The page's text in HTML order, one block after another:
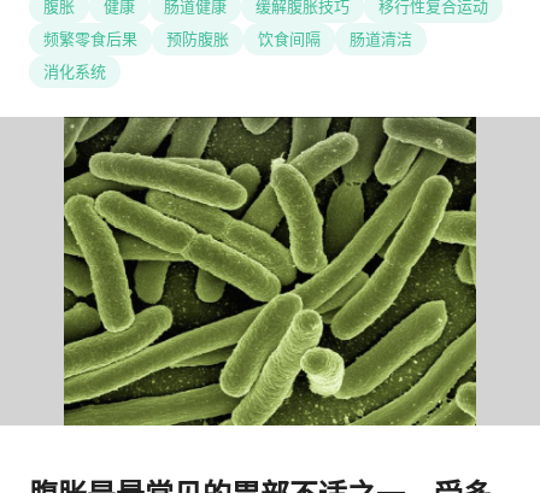
腹胀 健康 肠道健康 缓解腹胀技巧
移行性复合运动
频繁零食后果
预防腹胀 饮食间隔
肠道清洁
消化系统